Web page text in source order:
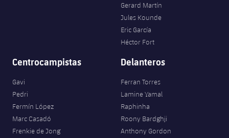
Gerard Martín
Jules Kounde
Eric García
Héctor Fort
Centrocampistas
Gavi
Pedri
Fermín López
Marc Casadó
Frenkie de Jong
Delanteros
Ferran Torres
Lamine Yamal
Raphinha
Roony Bardghji
Anthony Gordon